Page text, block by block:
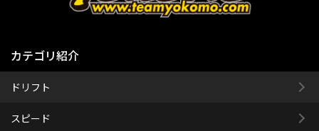
カテゴリ紹介
ドリフト
スピード